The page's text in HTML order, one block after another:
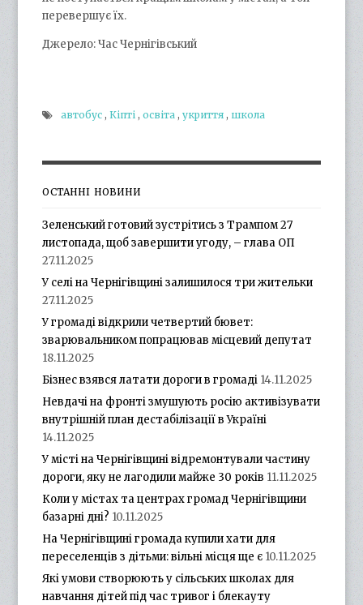
перевершує їх.
Джерело: Час Чернігівський
автобус ,Кіпті ,освіта ,укриття , школа
ОСТАННІ НОВИНИ
Зеленський готовий зустрітись з Трампом 27
листопада, щоб завершити угоду, – глава ОП
27.11.2025
У селі на Чернігівщині залишилося три жительки
27.11.2025
У громаді відкрили четвертий бювет:
зварювальником попрацював місцевий депутат
18.11.2025
Бізнес взявся латати дороги в громаді 14.11.2025
Невдачі на фронті змушують росію активізувати
внутрішній план дестабілізації в Україні
14.11.2025
У місті на Чернігівщині відремонтували частину
дороги, яку не лагодили майже 30 років 11.11.2025
Коли у містах та центрах громад Чернігівщини
базарні дні? 10.11.2025
На Чернігівщині громада купили хати для
переселенців з дітьми: вільні місця ще є 10.11.2025
Які умови створюють у сільських школах для
навчання дітей під час тривог і блекауту